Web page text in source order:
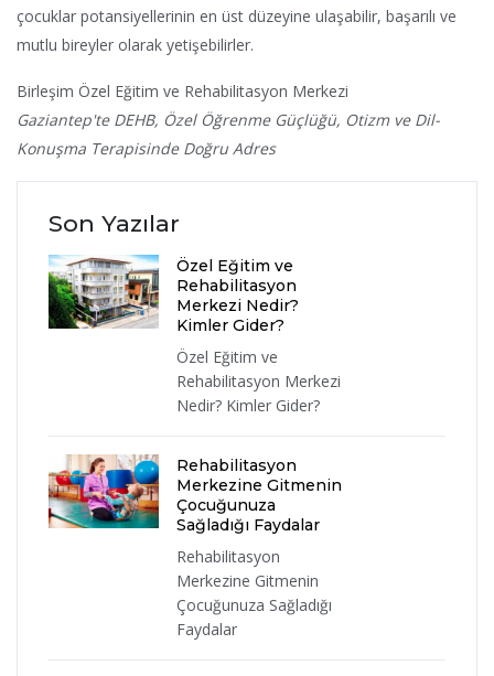
çocuklar potansiyellerinin en üst düzeyine ulaşabilir, başarılı ve
mutlu bireyler olarak yetişebilirler.
Birleşim Özel Eğitim ve Rehabilitasyon Merkezi
Gaziantep'te DEHB, Özel Öğrenme Güçlüğü, Otizm ve Dil-
Konuşma Terapisinde Doğru Adres
Son Yazılar
Özel Eğitim ve
Rehabilitasyon
Merkezi Nedir?
Kimler Gider?
Özel Eğitim ve
Rehabilitasyon Merkezi
Nedir? Kimler Gider?
Rehabilitasyon
Merkezine Gitmenin
Çocuğunuza
Sağladığı Faydalar
Rehabilitasyon
Merkezine Gitmenin
Çocuğunuza Sağladığı
Faydalar